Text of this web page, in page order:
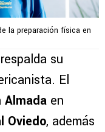
la preparación física en
respalda su
El
Almada en
Oviedo, además